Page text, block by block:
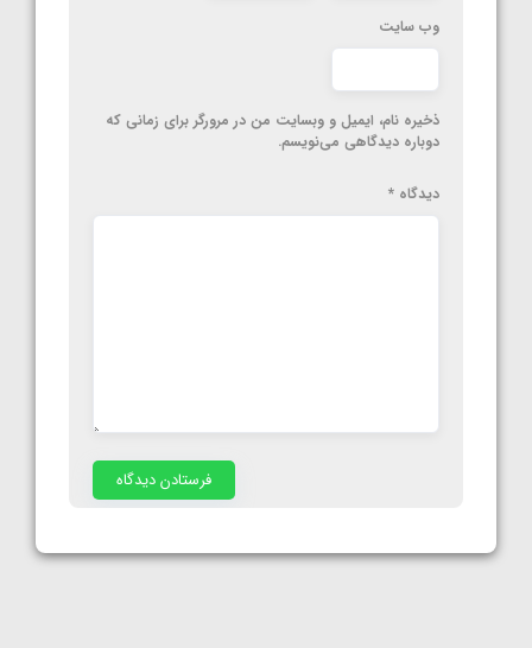
وب‌ سایت
ذخیره نام، ایمیل و وبسایت من در مرورگر برای زمانی که
دوباره دیدگاهی می‌نویسم.
دیدگاه *